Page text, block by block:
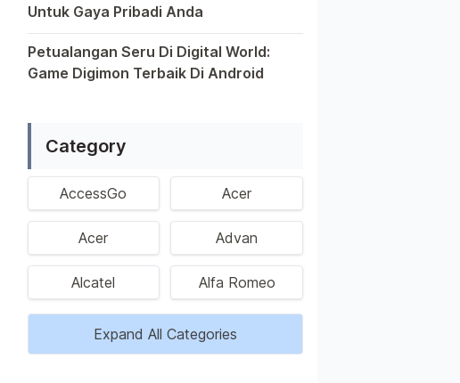
Untuk Gaya Pribadi Anda
Saat ini, platform Android telah menjadi wadah kreativitas bagi
Petualangan Seru Di Digital World:
Game Digimon Terbaik Di Android
Category
AccessGo Acer
Acer Advan
Alcatel Alfa Romeo
Expand All Categories